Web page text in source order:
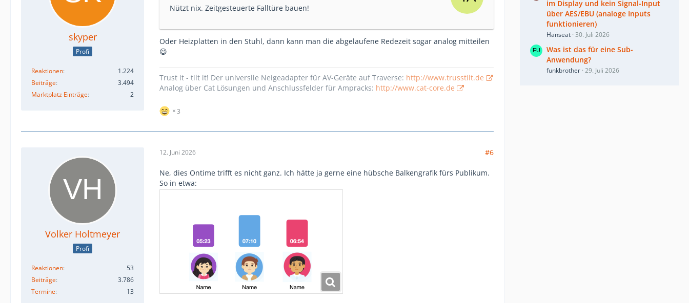
skyper
Profi
Reaktionen
1.224
Beiträge
3.494
Marktplatz Einträge
2
Nützt nix. Zeitgesteuerte Falltüre bauen!
Oder Heizplatten in den Stuhl, dann kann man die abgelaufene Redezeit sogar analog mitteilen
😃
Trust it - tilt it! Der universlle Neigeadapter für AV-Geräte auf Traverse: http://www.trusstilt.de
Analog über Cat Lösungen und Anschlussfelder für Ampracks: http://www.cat-core.de
3
Volker Holtmeyer
Profi
Reaktionen
53
Beiträge
3.786
Termine
13
12. Juni 2026 #6
Ne, dies Ontime trifft es nicht ganz. Ich hätte ja gerne eine hübsche Balkengrafik fürs Publikum.
So in etwa:
im Display und kein Signal-Input
über AES/EBU (analoge Inputs
funktionieren)
Hanseat 30. Juli 2026
Was ist das für eine Sub-
Anwendung?
funkbrother 29. Juli 2026